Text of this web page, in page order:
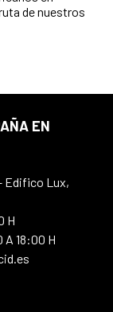
de nuestros
EN
Edifico Lux,
H
A 18:00 H